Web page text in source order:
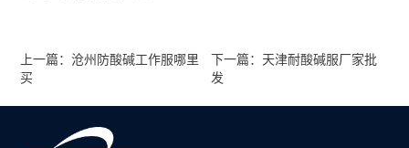
上一篇：沧州防酸碱工作服哪里
买
下一篇：天津耐酸碱服厂家批
发